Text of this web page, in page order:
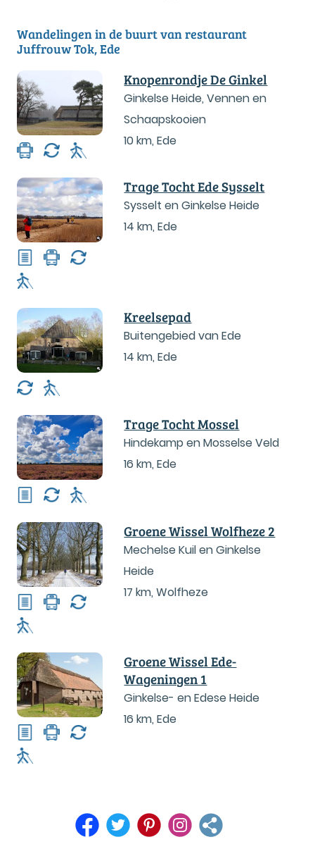
Wandelingen in de buurt van restaurant
Juffrouw Tok, Ede
Knopenrondje De Ginkel
Ginkelse Heide, Vennen en
Schaapskooien
10 km,Ede
Trage Tocht Ede Sysselt
Sysselt en Ginkelse Heide
14 km,Ede
Kreelsepad
Buitengebied van Ede
14 km,Ede
Trage Tocht Mossel
Hindekamp en Mosselse Veld
16 km,Ede
Groene Wissel Wolfheze 2
Mechelse Kuil en Ginkelse
Heide
17 km,Wolfheze
Groene Wissel Ede-
Wageningen 1
Ginkelse- en Edese Heide
16 km,Ede